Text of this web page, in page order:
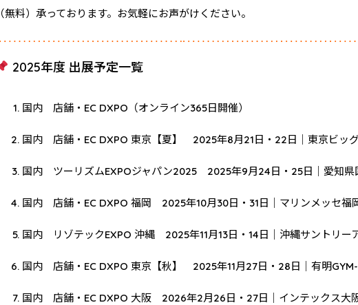
（無料）承っております。お気軽にお声がけください。
2025年度 出展予定一覧
国内 店舗・EC DXPO（オンライン365日開催）
国内 店舗・EC DXPO 東京【夏】 2025年8月21日・22日｜東京ビッ
国内 ツーリズムEXPOジャパン2025 2025年9月24日・25日｜愛知県
国内 店舗・EC DXPO 福岡 2025年10月30日・31日｜マリンメッセ福
国内 リゾテックEXPO 沖縄 2025年11月13日・14日｜沖縄サントリー
国内 店舗・EC DXPO 東京【秋】 2025年11月27日・28日｜有明GYM-
国内 店舗・EC DXPO 大阪 2026年2月26日・27日｜インテックス大